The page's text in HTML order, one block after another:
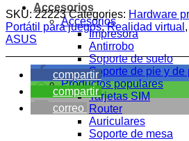
Accesorios
Accesorios
Impresora
Antirrobo
Soporte de suelo
Soporte de pie y de
Productos populares
Tarjetas SIM
Router
Auriculares
Soporte de mesa
SKU:22223 Categories: Hardware
Portátil para juegos,Realidad virtual ,
ASUS
compartir
compartir
correo